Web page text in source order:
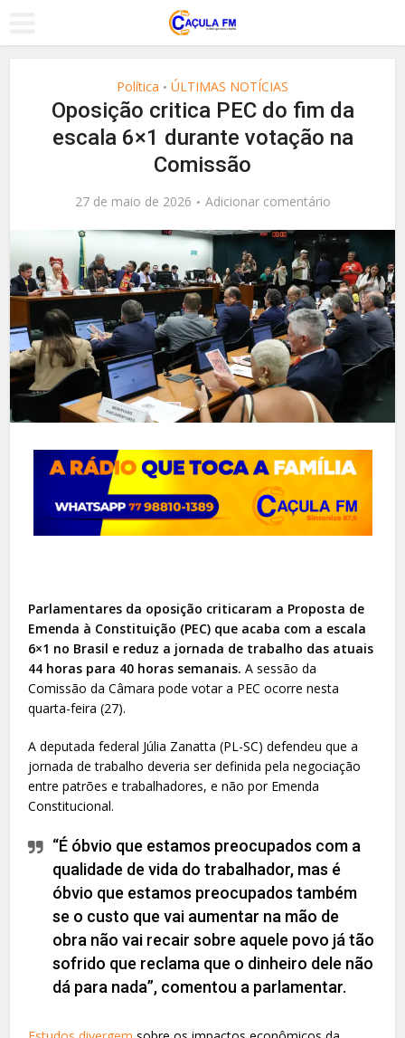
Política • ÚLTIMAS NOTÍCIAS
Oposição critica PEC do fim da
escala 6×1 durante votação na
Comissão
27 de maio de 2026 Adicionar comentário
Parlamentares da oposição criticaram a Proposta de
Emenda à Constituição (PEC) que acaba com a escala
6×1 no Brasil e reduz a jornada de trabalho das atuais
44 horas para 40 horas semanais.A sessão da
Comissão da Câmara pode votar a PEC ocorre nesta
quarta-feira (27).
A deputada federal Júlia Zanatta (PL-SC) defendeu que a
jornada de trabalho deveria ser definida pela negociação
entre patrões e trabalhadores, e não por Emenda
Constitucional.
“É óbvio que estamos preocupados com a
qualidade de vida do trabalhador, mas é
óbvio que estamos preocupados também
se o custo que vai aumentar na mão de
obra não vai recair sobre aquele povo já tão
sofrido que reclama que o dinheiro dele não
dá para nada”, comentou a parlamentar.